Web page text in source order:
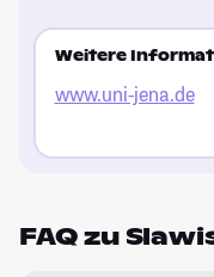
Weitere
www.uni-jena.de
FAQ zu